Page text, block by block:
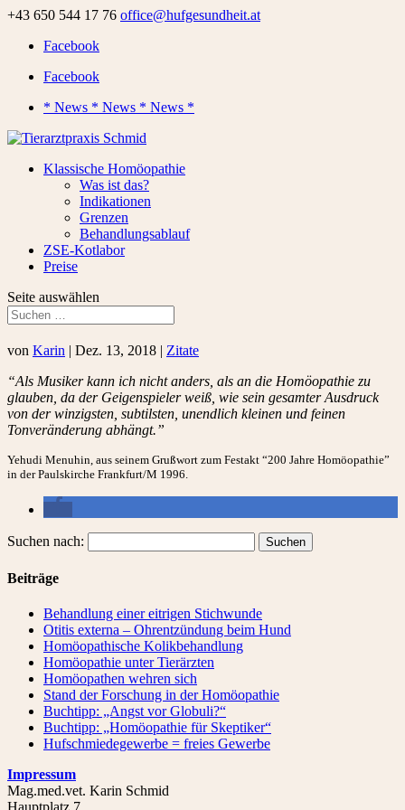
+43 650 544 17 76 office@hufgesundheit.at
Facebook
Facebook
* News * News * News *
Klassische Homöopathie
Was ist das?
Indikationen
Grenzen
Behandlungsablauf
ZSE-Kotlabor
Preise
Seite auswählen
von Karin | Dez. 13, 2018 | Zitate
“Als Musiker kann ich nicht anders, als an die Homöopathie zu
glauben, da der Geigenspieler weiß, wie sein gesamter Ausdruck
von der winzigsten, subtilsten, unendlich kleinen und feinen
Tonveränderung abhängt.”
Yehudi Menuhin, aus seinem Grußwort zum Festakt “200 Jahre Homöopathie”
in der Paulskirche Frankfurt/M 1996.
Suchen nach:
Beiträge
Behandlung einer eitrigen Stichwunde
Otitis externa – Ohrentzündung beim Hund
Homöopathische Kolikbehandlung
Homöopathie unter Tierärzten
Homöopathen wehren sich
Stand der Forschung in der Homöopathie
Buchtipp: „Angst vor Globuli?“
Buchtipp: „Homöopathie für Skeptiker“
Hufschmiedegewerbe = freies Gewerbe
Impressum
Mag.med.vet. Karin Schmid